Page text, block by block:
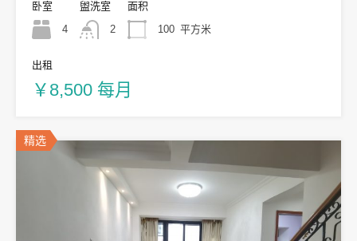
卧室
4
盥洗室
2
面积
100 平方米
出租
￥8,500 每月
精选